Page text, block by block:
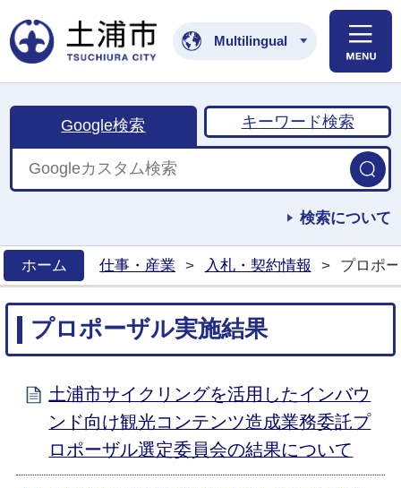
土浦市公式ホームペ
Multilingual
Google検索 キーワード検索
検索について
ホーム
仕事・産業 > 入札・契約情報 > プロポ
プロポーザル実施結果
土浦市サイクリングを活用したインバウ
ンド向け観光コンテンツ造成業務委託プ
ロポーザル選定委員会の結果について